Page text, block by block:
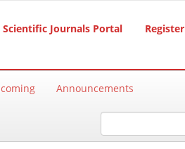
Scientific Journals Portal Register
Announcements